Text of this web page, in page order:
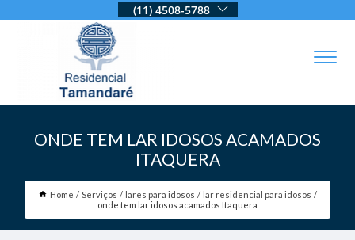
(11) 4508-5788
ONDE TEM LAR IDOSOS ACAMADOS
ITAQUERA
Home Serviços lares para idosos
lar residencial para idosos
onde tem lar idosos acamados Itaquera